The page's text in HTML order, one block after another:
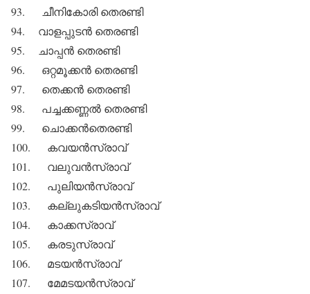
93. ചീനികോരി തെരണ്ടി
94. വാളപ്പുടന്‍ തെരണ്ടി
95. ചാപ്പന്‍ തെരണ്ടി
96. ഒറ്റമൂക്കന്‍ തെരണ്ടി
97. തെക്കന്‍ തെരണ്ടി
98. പച്ചക്കണ്ണല്‍ തെരണ്ടി
99. ചൊക്കന്‍തെരണ്ടി
100. കവയന്‍സ്രാവ്
101. വലുവന്‍സ്രാവ്
102. പുലിയന്‍സ്രാവ്
103. കല്ലുകടിയന്‍സ്രാവ്
104. കാക്കസ്രാവ്
105. കരടുസ്രാവ്
106. മടയന്‍സ്രാവ്
107. മേമടയന്‍സ്രാവ്